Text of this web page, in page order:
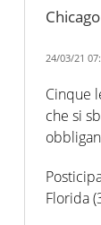
24/03/21
Cinque
che si
Florida